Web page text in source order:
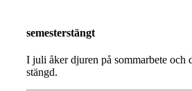
semesterstängt
I juli åker djuren på sommarbete och
stängd.